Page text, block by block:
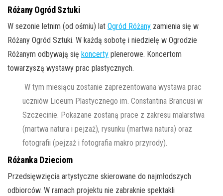
Różany Ogród Sztuki
W sezonie letnim (od ośmiu) lat Ogród Różany zamienia się w
Różany Ogród Sztuki. W każdą sobotę i niedzielę w Ogrodzie
Różanym odbywają się koncerty plenerowe. Koncertom
towarzyszą wystawy prac plastycznych.
W tym miesiącu zostanie zaprezentowana wystawa prac
uczniów Liceum Plastycznego im. Constantina Brancusi w
Szczecinie. Pokazane zostaną prace z zakresu malarstwa
(martwa natura i pejzaż), rysunku (martwa natura) oraz
fotografii (pejzaż i fotografia makro przyrody).
Różanka Dzieciom
Przedsięwzięcia artystyczne skierowane do najmłodszych
odbiorców. W ramach projektu nie zabraknie spektakli